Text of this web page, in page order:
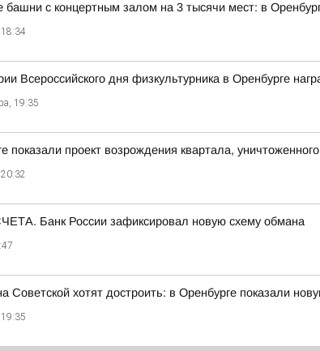
башни с концертным залом на 3 тысячи мест: в
18:34
Всероссийского дня физкультурника в Оренбурге
19:35
показали проект возрождения квартала,
Банк России зафиксировал новую схему обмана
Советской хотят достроить: в Оренбурге показали